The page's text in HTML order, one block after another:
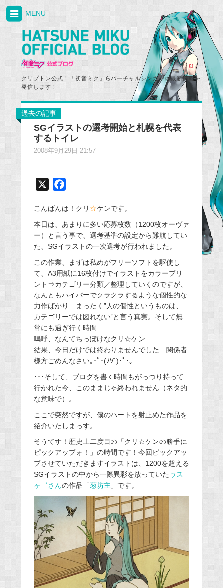
クリプトン公式！「初音ミク」らバーチャルシンガーの最新情報を
発信します！
MENU
過去の記事
SGイラストの選考開始と札幌を代表
するトイレ
2008年9月29日 21:57
c
e
b
o
k
こんばんは！クリ ☆ケンです。
本日は、あまりに多い応募枚数（1200枚オーヴァ
ー）と言う事で、選考基準の設定から難航してい
た、SGイラストの一次選考が行われました。
この作業、まずは私めがフリーソフトを駆使し
て、A3用紙に16枚付けでイラストをカラープリ
ント⇒カテゴリー分類／整理していくのですが、
なんともハイパーでクラクラするような個性的な
力作ばかり…まったく”人の個性というものは、
カテゴリーでは図れない”と言う真実。そして無
常にも過ぎ行く時間…
嗚呼、なんてちっぽけなクリ☆ケン…
結果、今日だけでは終わりませんでした…関係者
様方ごめんなさい｡･ﾟ･(ﾉ∀`)･ﾟ･｡
･･･そして、ブログを書く時間もがっつり持って
行かれた今、このままじゃ終われません（ネタ的
な意味で）。
ここで突然ですが、僕のハートを射止めた作品を
紹介いたしまっす。
そうです！歴史上二度目の「クリ☆ケンの勝手に
ピックアップォ！」の時間です！今回ピックアッ
プさせていただきますイラストは、1200を超える
SGイラストの中から一際異彩を放っていた ゥス
ヶ゛さんの作品「葱坊主 」です。